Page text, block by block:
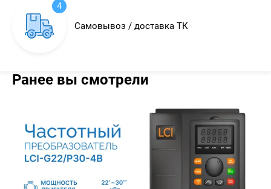
4
Самовывоз / доставка ТК
Ранее вы смотрели